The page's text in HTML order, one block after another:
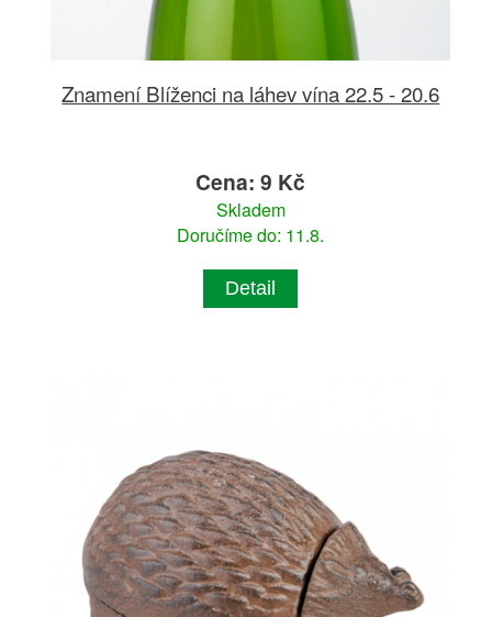
Znamení Blíženci na láhev vína 22.5 - 20.6
Cena: 9 Kč
Skladem
Doručíme do: 11.8.
Detail